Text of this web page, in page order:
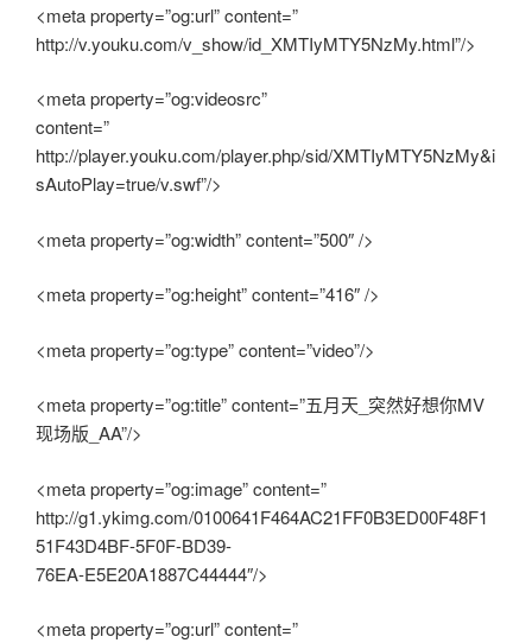
<meta property=”og:url” content=”
http://v.youku.com/v_show/id_XMTIyMTY5NzMy.html”/>
<meta property=”og:videosrc”
content=”
http://player.youku.com/player.php/sid/XMTIyMTY5NzMy&i
sAutoPlay=true/v.swf”/>
<meta property=”og:width” content=”500″ />
<meta property=”og:height” content=”416″ />
<meta property=”og:type” content=”video”/>
<meta property=”og:title” content=”五月天_突然好想你MV
现场版_AA”/>
<meta property=”og:image” content=”
http://g1.ykimg.com/0100641F464AC21FF0B3ED00F48F1
51F43D4BF-5F0F-BD39-
76EA-E5E20A1887C44444″/>
<meta property=”og:url” content=”